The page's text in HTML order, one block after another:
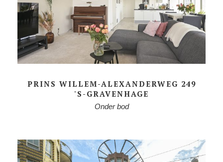
PRINS WILLEM-ALEXANDERWEG 249
'S-GRAVENHAGE
Onder bod